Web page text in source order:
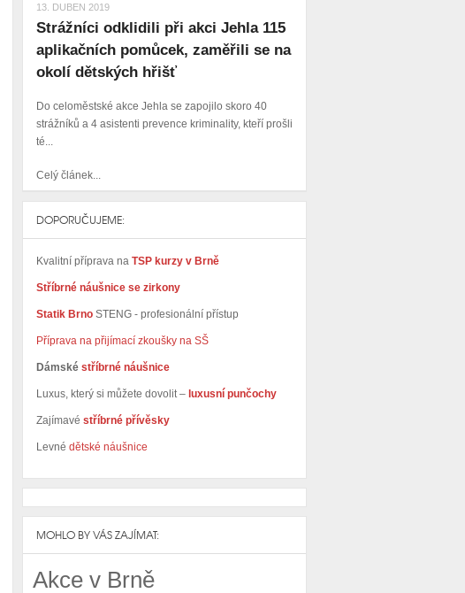
13. DUBEN 2019
Strážníci odklidili při akci Jehla 115
aplikačních pomůcek, zaměřili se na
okolí dětských hřišť
Do celoměstské akce Jehla se zapojilo skoro 40
strážníků a 4 asistenti prevence kriminality, kteří prošli
té...
Celý článek...
DOPORUČUJEME:
Kvalitní příprava na TSP kurzy v Brně
Stříbrné náušnice se zirkony
Statik Brno STENG - profesionální přístup
Příprava na přijímací zkoušky na SŠ
Dámské stříbrné náušnice
Luxus, který si můžete dovolit – luxusní punčochy
Zajímavé stříbrné přívěsky
Levné dětské náušnice
MOHLO BY VÁS ZAJÍMAT:
Akce v Brně